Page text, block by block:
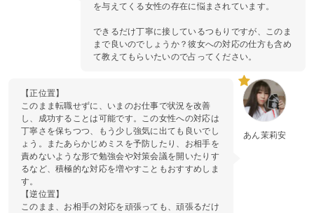
を与えてくる女性の存在に悩まされています。
できるだけ丁寧に接しているつもりですが、このま
まで良いのでしょうか？彼女への対応の仕方も含め
て教えてもらいたいので占ってください。
あん茉莉安
【正位置】
このまま転職せずに、いまのお仕事で状況を改善
し、成功することは可能です。この女性への対応は
丁寧さを保ちつつ、もう少し強気に出ても良いでし
ょう。またあらかじめミスを予防したり、お相手を
責めないような形で勉強会や対策会議を開いたりす
るなど、積極的な対応を増やすこともおすすめしま
す。
【逆位置】
このまま、お相手の対応を頑張っても、頑張るだけ